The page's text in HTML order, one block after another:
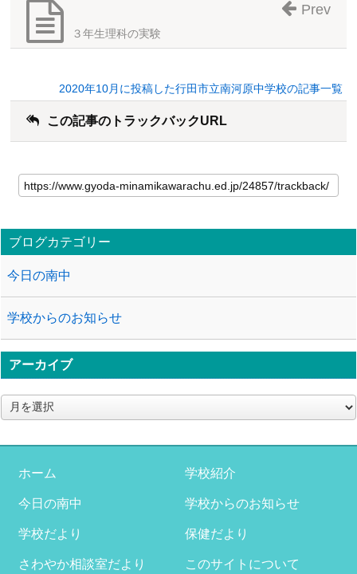
３年生理科の実験
Prev
2020年10月に投稿した行田市立南河原中学校の記事一覧
この記事のトラックバックURL
ブログカテゴリー
今日の南中
学校からのお知らせ
アーカイブ
ア
ー
イ
ホーム 学校紹介
今日の南中 学校からのお知らせ
学校だより 保健だより
さわやか相談室だより このサイトについて